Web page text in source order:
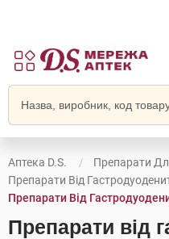
Аптека D.S.
Препарати
Препарати Від
Препарати Від
Препарати від